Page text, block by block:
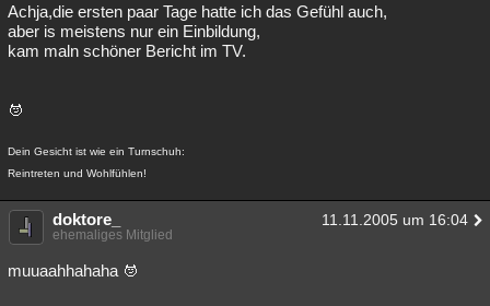
Achja,die ersten paar Tage hatte ich das Gefühl auch,
aber is meistens nur ein Einbildung,
kam maln schöner Bericht im TV.
Dein Gesicht ist wie ein Turnschuh:
Reintreten und Wohlfühlen!
doktore_ 11.11.2005 um 16:04
ehemaliges Mitglied
muuaahhahaha